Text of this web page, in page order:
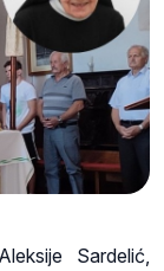
Sardelić,